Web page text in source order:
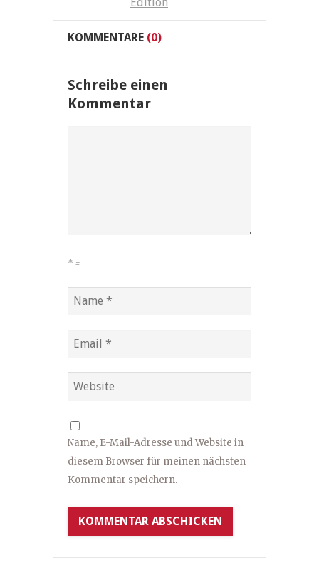
KOMMENTARE (0)
Schreibe einen
Kommentar
* =
Name, E-Mail-Adresse und Website in
diesem Browser für meinen nächsten
Kommentar speichern.